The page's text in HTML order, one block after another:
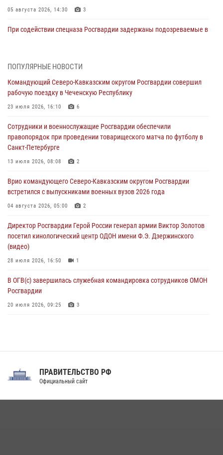
05 августа 2026, 14:30 3
При содействии спецназа Росгвардии задержаны подозреваемые в
задержании подозреваемых в причинении имущественного ущерба
05 августа 2026, 13:53
динамовцам Свердловской области
05 августа 2026, 13:50 4
В столице росгвардейцы задержали мужчину, устроившего дебош в
05 августа 2026, 13:25 1
В Удмуртии при силовой поддержке спецназа Росгвардии
оздоровительных услуг (видео)
1 1
ПОПУЛЯРНЫЕ НОВОСТИ
Командующий Северо-Кавказским округом Росгвардии совершил
рабочую поездку в Чеченскую Республику
23 июля 2026, 16:10 6
Сотрудники и военнослужащие Росгвардии обеспечили
правопорядок при проведении товарищеского матча по футболу в
Санкт-Петербурге
13 июля 2026, 08:08 2
Врио командующего Северо-Кавказским округом Росгвардии
встретился с выпускниками военных вузов 2026 года
04 августа 2026, 05:00 2
Директор Росгвардии Герой России генерал армии Виктор Золотов
посетил кинологический центр ОДОН имени Ф.Э. Дзержинского
(видео)
28 июля 2026, 16:50 1
В ОГВ(с) завершилась служебная командировка сотрудников ОМОН
Росгвардии
20 июля 2026, 09:25 3
Праздник «Один день с Росгвардией» к 105-летию Центрального
ПРАВИТЕЛЬСТВО РФ
Официальный сайт